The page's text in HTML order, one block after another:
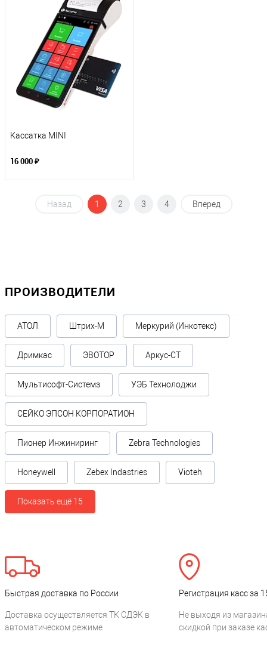
Кассатка MINI
16 000 ₽
Назад 1 2 3 4 Вперед
ПРОИЗВОДИТЕЛИ
АТОЛ Штрих-М Меркурий (Инкотекс)
Дримкас ЭВОТОР Аркус-СТ
Мультисофт-Системз УЭБ Технолоджи
СЕЙКО ЭПСОН КОРПОРАТИОН
Пионер Инжиниринг Zebra Technologies
Honeywell Zebex Indastries Vioteh
Показать ещё 15
Быстрая доставка по России
Доставка осуществляется ТК СДЭК в
автоматическом режиме
Регистрация касс за
Не выходя из
скидкой при заказе